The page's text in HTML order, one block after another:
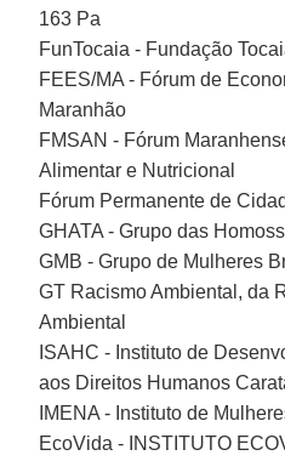
163 Pa
FunTocaia - Fundação
FEES/MA - Fórum de
Maranhão
FMSAN - Fórum
Alimentar e Nutricional
Fórum Permanente de
GHATA - Grupo das
GMB - Grupo de Mulheres
GT Racismo Ambiental, da
Ambiental
ISAHC - Instituto de
aos Direitos Humanos
IMENA - Instituto de
EcoVida - INSTITUTO